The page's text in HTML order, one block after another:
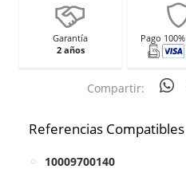
Garantía
2 años
Pago 100%
Compartir:
Referencias Compatibles
10009700140